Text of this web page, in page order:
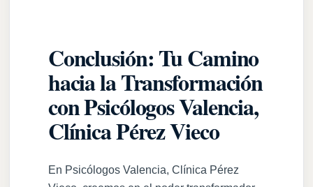
Conclusión: Tu Camino
hacia la Transformación
con Psicólogos Valencia,
Clínica Pérez Vieco
En Psicólogos Valencia, Clínica Pérez